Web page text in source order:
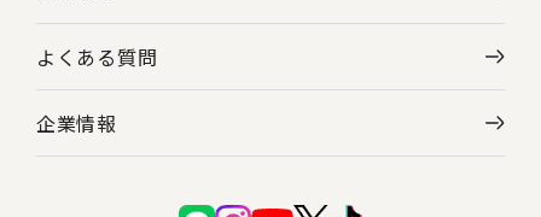
よくある質問
企業情報